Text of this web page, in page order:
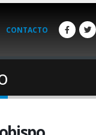
CONTACTO